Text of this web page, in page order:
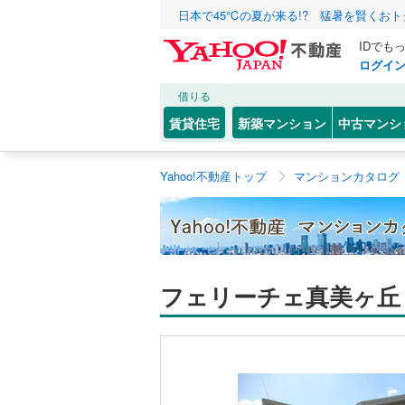
日本で45℃の夏が来る!? 猛暑を賢くおト
IDでも
ログイン
借りる
賃貸住宅 新築マンション 中古マンシ
Yahoo!不動産トップ マンションカタログ
フェリーチェ真美ヶ